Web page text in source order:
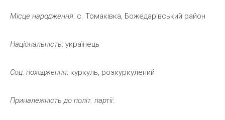
Місце народження: с. Томаківка, Божедарівський район
Національність: українець
Соц. походження: куркуль, розкуркулений
Приналежність до політ. партії: